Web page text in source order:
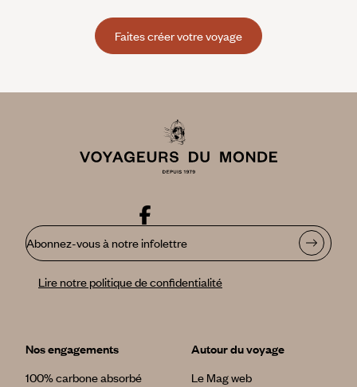
Faites créer votre voyage
Abonnez-vous à notre infolettre
Lire notre politique de confidentialité
Nos engagements
100% carbone absorbé
Autour du voyage
Le Mag web